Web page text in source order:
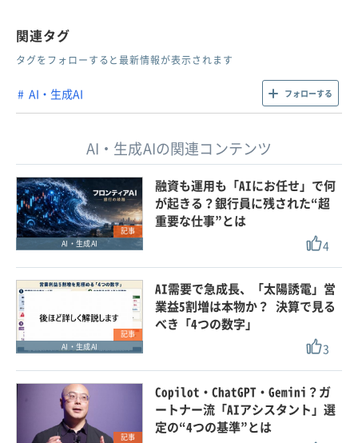
関連タグ
タグをフォローすると最新情報が表示されます
AI・生成AI フォローする
AI・生成AIの関連コンテンツ
記事
AI・生成AI
融資も運用も「AIにお任せ」で何
が起きる？銀行員に残された“超
重要な仕事”とは
4
記事
AI・生成AI
AI需要で急成長、「太陽誘電」営
業益5割増は本物か？ 決算で見る
べき「4つの数字」
3
記事
Copilot・ChatGPT・Gemini？ガ
ートナー流「AIアシスタント」選
定の“4つの基準”とは